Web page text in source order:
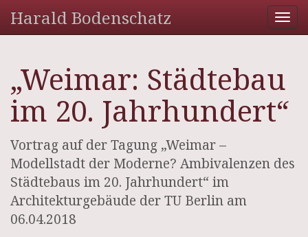
Harald Bodenschatz
„Weimar: Städtebau
im 20. Jahrhundert“
Vortrag auf der Tagung „Weimar –
Modellstadt der Moderne? Ambivalenzen des
Städtebaus im 20. Jahrhundert“ im
Architekturgebäude der TU Berlin am
06.04.2018